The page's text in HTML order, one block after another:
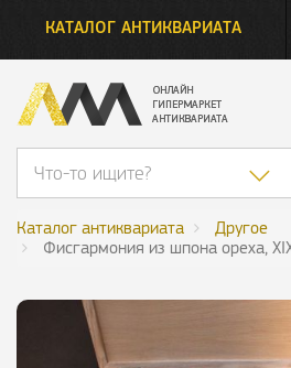
КАТАЛОГ АНТИКВАРИАТА
Каталог антиквариата
Другое
Фисгармония из шпона ореха,